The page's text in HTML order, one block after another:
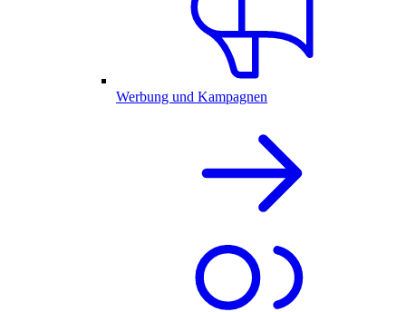
Werbung und Kampagnen